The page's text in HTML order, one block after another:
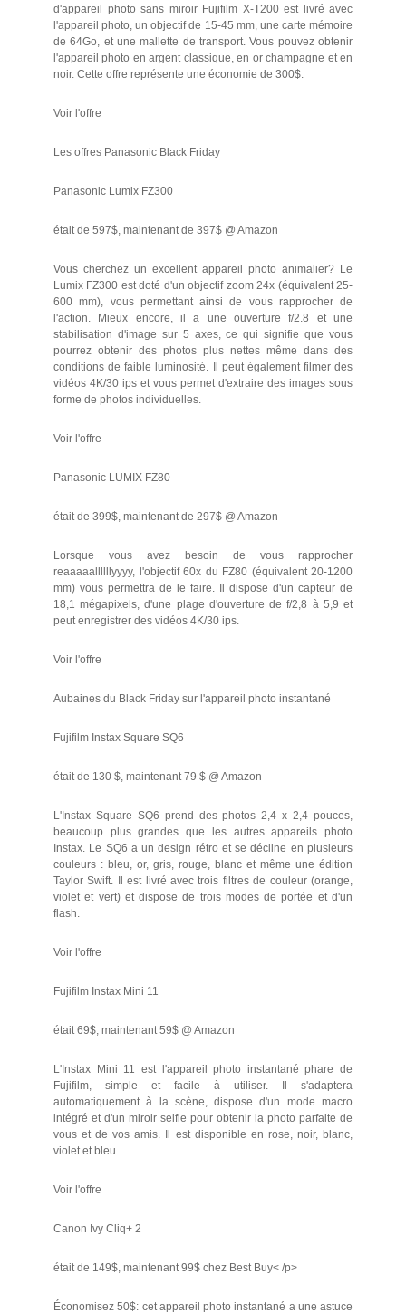
d'appareil photo sans miroir Fujifilm X-T200 est livré avec
l'appareil photo, un objectif de 15-45 mm, une carte mémoire
de 64Go, et une mallette de transport. Vous pouvez obtenir
l'appareil photo en argent classique, en or champagne et en
noir. Cette offre représente une économie de 300$.
Voir l'offre
Les offres Panasonic Black Friday
Panasonic Lumix FZ300
était de 597$, maintenant de 397$ @ Amazon
Vous cherchez un excellent appareil photo animalier? Le
Lumix FZ300 est doté d'un objectif zoom 24x (équivalent 25-
600 mm), vous permettant ainsi de vous rapprocher de
l'action. Mieux encore, il a une ouverture f/2.8 et une
stabilisation d'image sur 5 axes, ce qui signifie que vous
pourrez obtenir des photos plus nettes même dans des
conditions de faible luminosité. Il peut également filmer des
vidéos 4K/30 ips et vous permet d'extraire des images sous
forme de photos individuelles.
Voir l'offre
Panasonic LUMIX FZ80
était de 399$, maintenant de 297$ @ Amazon
Lorsque vous avez besoin de vous rapprocher
reaaaaallllllyyyy, l'objectif 60x du FZ80 (équivalent 20-1200
mm) vous permettra de le faire. Il dispose d'un capteur de
18,1 mégapixels, d'une plage d'ouverture de f/2,8 à 5,9 et
peut enregistrer des vidéos 4K/30 ips.
Voir l'offre
Aubaines du Black Friday sur l'appareil photo instantané
Fujifilm Instax Square SQ6
était de 130 $, maintenant 79 $ @ Amazon
L'Instax Square SQ6 prend des photos 2,4 x 2,4 pouces,
beaucoup plus grandes que les autres appareils photo
Instax. Le SQ6 a un design rétro et se décline en plusieurs
couleurs : bleu, or, gris, rouge, blanc et même une édition
Taylor Swift. Il est livré avec trois filtres de couleur (orange,
violet et vert) et dispose de trois modes de portée et d'un
flash.
Voir l'offre
Fujifilm Instax Mini 11
était 69$, maintenant 59$ @ Amazon
L'Instax Mini 11 est l'appareil photo instantané phare de
Fujifilm, simple et facile à utiliser. Il s'adaptera
automatiquement à la scène, dispose d'un mode macro
intégré et d'un miroir selfie pour obtenir la photo parfaite de
vous et de vos amis. Il est disponible en rose, noir, blanc,
violet et bleu.
Voir l'offre
Canon Ivy Cliq+ 2
était de 149$, maintenant 99$ chez Best Buy< /p>
Économisez 50$: cet appareil photo instantané a une astuce